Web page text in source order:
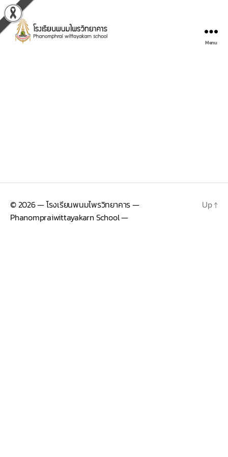
Menu
© 2026— โรงเรียนพนมไพรวิทยาคาร —
Phanompraiwittayakarn School —
Up↑